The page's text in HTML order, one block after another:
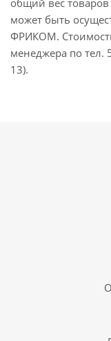
общий вес товаров
может быть
ФРИКОМ.
менеджера по тел.
13).